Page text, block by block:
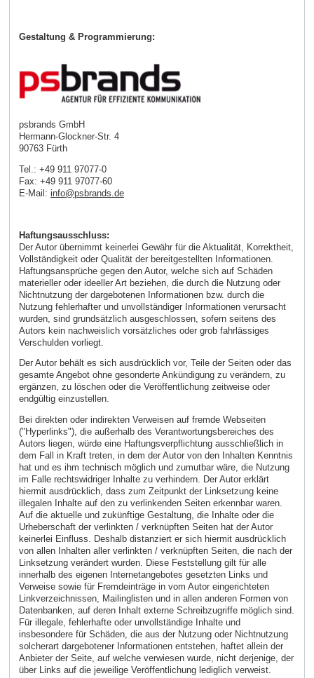
Gestaltung & Programmierung:
psbrands GmbH
Hermann-Glockner-Str. 4
90763 Fürth
Tel.: +49 911 97077-0
Fax: +49 911 97077-60
E-Mail: info@psbrands.de
Haftungsausschluss:
Der Autor übernimmt keinerlei Gewähr für die Aktualität, Korrektheit,
Vollständigkeit oder Qualität der bereitgestellten Informationen.
Haftungsansprüche gegen den Autor, welche sich auf Schäden
materieller oder ideeller Art beziehen, die durch die Nutzung oder
Nichtnutzung der dargebotenen Informationen bzw. durch die
Nutzung fehlerhafter und unvollständiger Informationen verursacht
wurden, sind grundsätzlich ausgeschlossen, sofern seitens des
Autors kein nachweislich vorsätzliches oder grob fahrlässiges
Verschulden vorliegt.
Der Autor behält es sich ausdrücklich vor, Teile der Seiten oder das
gesamte Angebot ohne gesonderte Ankündigung zu verändern, zu
ergänzen, zu löschen oder die Veröffentlichung zeitweise oder
endgültig einzustellen.
Bei direkten oder indirekten Verweisen auf fremde Webseiten
("Hyperlinks"), die außerhalb des Verantwortungsbereiches des
Autors liegen, würde eine Haftungsverpflichtung ausschließlich in
dem Fall in Kraft treten, in dem der Autor von den Inhalten Kenntnis
hat und es ihm technisch möglich und zumutbar wäre, die Nutzung
im Falle rechtswidriger Inhalte zu verhindern. Der Autor erklärt
hiermit ausdrücklich, dass zum Zeitpunkt der Linksetzung keine
illegalen Inhalte auf den zu verlinkenden Seiten erkennbar waren.
Auf die aktuelle und zukünftige Gestaltung, die Inhalte oder die
Urheberschaft der verlinkten / verknüpften Seiten hat der Autor
keinerlei Einfluss. Deshalb distanziert er sich hiermit ausdrücklich
von allen Inhalten aller verlinkten / verknüpften Seiten, die nach der
Linksetzung verändert wurden. Diese Feststellung gilt für alle
innerhalb des eigenen Internetangebotes gesetzten Links und
Verweise sowie für Fremdeinträge in vom Autor eingerichteten
Linkverzeichnissen, Mailinglisten und in allen anderen Formen von
Datenbanken, auf deren Inhalt externe Schreibzugriffe möglich sind.
Für illegale, fehlerhafte oder unvollständige Inhalte und
insbesondere für Schäden, die aus der Nutzung oder Nichtnutzung
solcherart dargebotener Informationen entstehen, haftet allein der
Anbieter der Seite, auf welche verwiesen wurde, nicht derjenige, der
über Links auf die jeweilige Veröffentlichung lediglich verweist.